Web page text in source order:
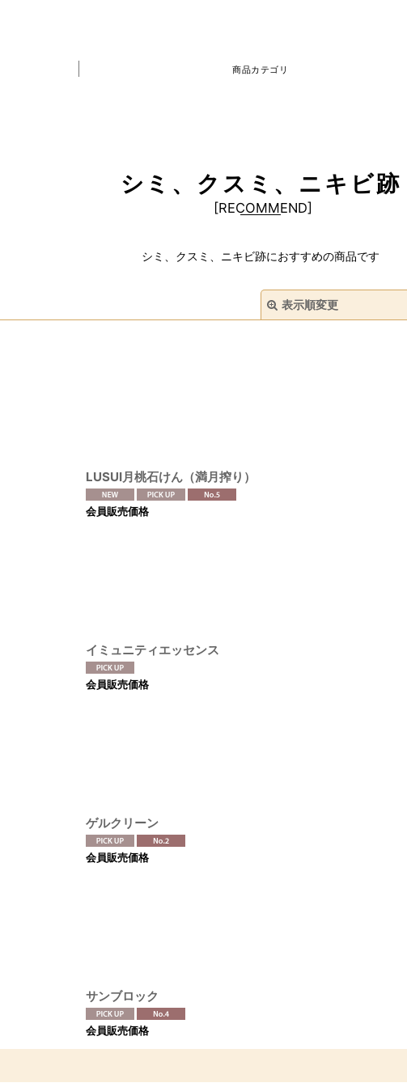
商品カテゴリ
シミ、クスミ、ニキビ跡
[RECOMMEND]
シミ、クスミ、ニキビ跡におすすめの商品です
表示順変更
LUSUI月桃石けん（満月搾り）
会員販売価格
イミュニティエッセンス
会員販売価格
ゲルクリーン
会員販売価格
サンブロック
会員販売価格